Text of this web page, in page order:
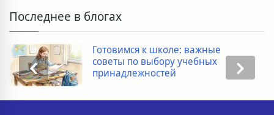
Последнее в блогах
Готовимся к школе: важные
советы по выбору учебных
принадлежностей